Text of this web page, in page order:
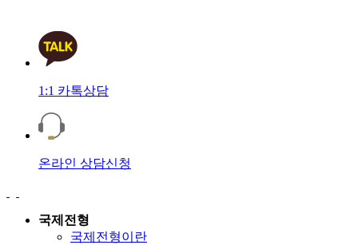
1:1 카톡상담
온라인 상담신청
국제전형
국제전형이란